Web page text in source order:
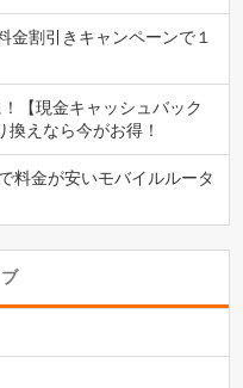
金割引きキャンペーンで１
【現金キャッシュバック
えなら今がお得！
料金が安いモバイルルータ